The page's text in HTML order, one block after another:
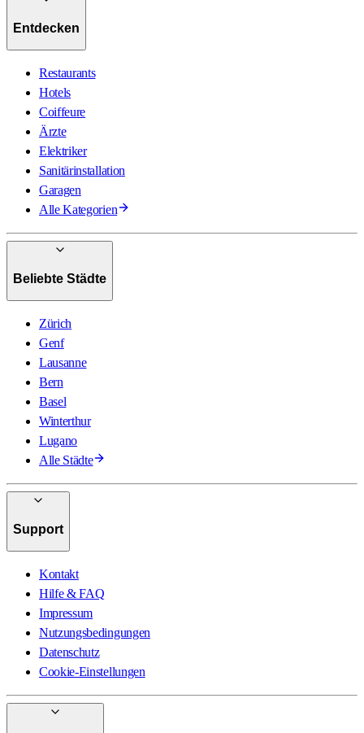
Entdecken
Restaurants
Hotels
Coiffeure
Ärzte
Elektriker
Sanitärinstallation
Garagen
Alle Kategorien
Beliebte Städte
Zürich
Genf
Lausanne
Bern
Basel
Winterthur
Lugano
Alle Städte
Support
Kontakt
Hilfe & FAQ
Impressum
Nutzungsbedingungen
Datenschutz
Cookie-Einstellungen